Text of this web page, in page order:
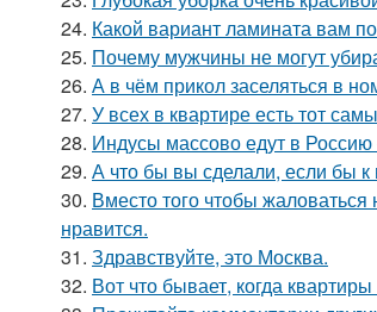
24. Какой вариант ламината вам
25. Почему мужчины не могут
26. А в чём прикол заселяться в
27. У всех в квартире есть тот
28. Индусы массово едут в Россию
29. А что бы вы сделали, если бы к
30. Вместо того чтобы
нравится.
31. Здравствуйте, это Москва.
32. Вот что бывает, когда